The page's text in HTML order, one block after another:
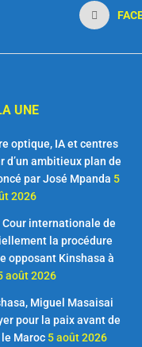
UNE
optique, IA et centres
ambitieux plan de
par José Mpanda 5
2026
Cour internationale de
la procédure
opposant Kinshasa à
août 2026
Miguel Masaisai
pour la paix avant de
Maroc 5 août 2026